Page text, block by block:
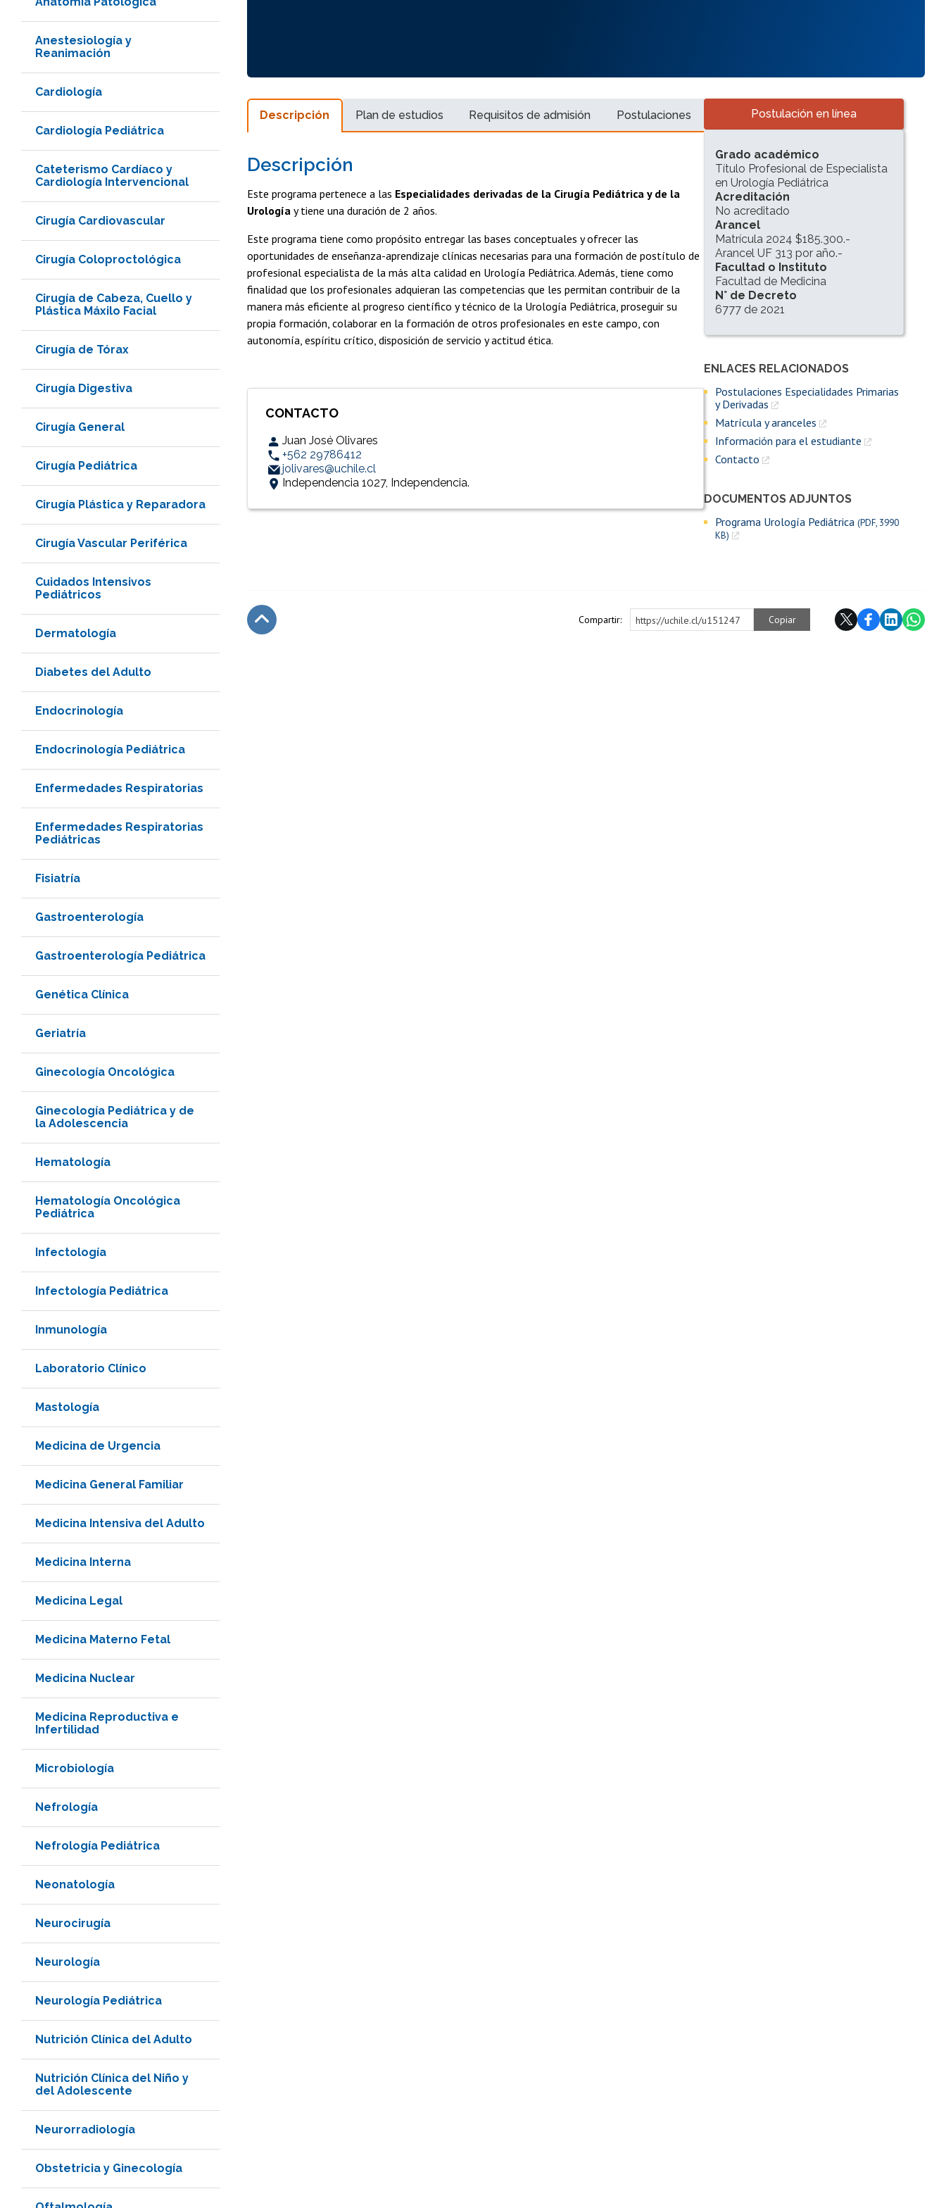
Anestesiología y
Reanimación
Cardiología
Cardiología Pediátrica
Cateterismo Cardíaco y
Cardiología Intervencional
Cirugía Cardiovascular
Cirugía Coloproctológica
Cirugía de Cabeza, Cuello y
Plástica Máxilo Facial
Cirugía de Tórax
Cirugía Digestiva
Cirugía General
Cirugía Pediátrica
Cirugía Plástica y Reparadora
Cirugía Vascular Periférica
Cuidados Intensivos
Pediátricos
Dermatología
Diabetes del Adulto
Endocrinología
Endocrinología Pediátrica
Enfermedades Respiratorias
Enfermedades Respiratorias
Pediátricas
Fisiatría
Gastroenterología
Gastroenterología Pediátrica
Genética Clínica
Geriatría
Ginecología Oncológica
Ginecología Pediátrica y de
la Adolescencia
Hematología
Hematología Oncológica
Pediátrica
Infectología
Infectología Pediátrica
Inmunología
Laboratorio Clínico
Mastología
Medicina de Urgencia
Medicina General Familiar
Medicina Intensiva del Adulto
Medicina Interna
Medicina Legal
Medicina Materno Fetal
Medicina Nuclear
Medicina Reproductiva e
Infertilidad
Microbiología
Nefrología
Nefrología Pediátrica
Neonatología
Neurocirugía
Neurología
Neurología Pediátrica
Nutrición Clínica del Adulto
Nutrición Clínica del Niño y
del Adolescente
Neurorradiología
Obstetricia y Ginecología
Descripción Plan de estudios Requisitos de admisión Postulaciones
Descripción
Este programa pertenece a las Especialidades derivadas de la Cirugía Pediátrica y de la
Urología y tiene una duración de 2 años.
Este programa tiene como propósito entregar las bases conceptuales y ofrecer las
oportunidades de enseñanza-aprendizaje clínicas necesarias para una formación de postítulo de
profesional especialista de la más alta calidad en Urología Pediátrica. Además, tiene como
finalidad que los profesionales adquieran las competencias que les permitan contribuir de la
manera más eficiente al progreso científico y técnico de la Urología Pediátrica, proseguir su
propia formación, colaborar en la formación de otros profesionales en este campo, con
autonomía, espíritu crítico, disposición de servicio y actitud ética.
CONTACTO
Juan José Olivares
+562 29786412
jolivares@uchile.cl
Independencia 1027, Independencia.
Accesos directos
Postulación en línea
INFORMACIÓN DEL PROGRAMA
Grado académico
Título Profesional de Especialista
en Urología Pediátrica
Acreditación
No acreditado
Arancel
Matrícula 2024 $185.300.-
Arancel UF 313 por año.-
Facultad o Instituto
Facultad de Medicina
N° de Decreto
6777 de 2021
Enlaces y documentos de interés
ENLACES RELACIONADOS
Postulaciones Especialidades Primarias
y Derivadas
Matrícula y aranceles
Información para el estudiante
Contacto
DOCUMENTOS ADJUNTOS
Programa Urología Pediátrica (PDF, 3990
KB)
Compartir: https://uchile.cl/u151247 Copiar